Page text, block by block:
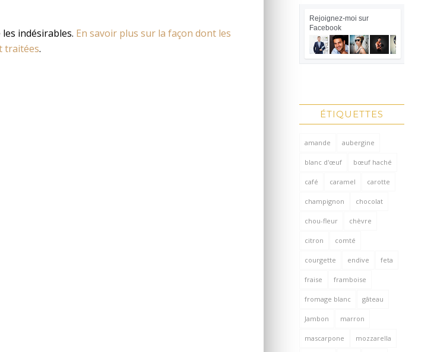
indésirables. En savoir plus sur la façon dont les
traitées.
Rejoignez-moi sur
Facebook
ÉTIQUETTES
amande aubergine
blanc d'œuf bœuf haché
café caramel carotte
champignon chocolat
chou-fleur chèvre
citron comté
courgette endive feta
fraise framboise
fromage blanc gâteau
Jambon marron
mascarpone mozzarella